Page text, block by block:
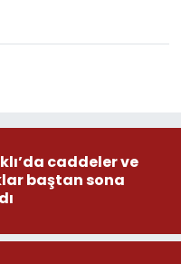
caddeler ve
baştan sona